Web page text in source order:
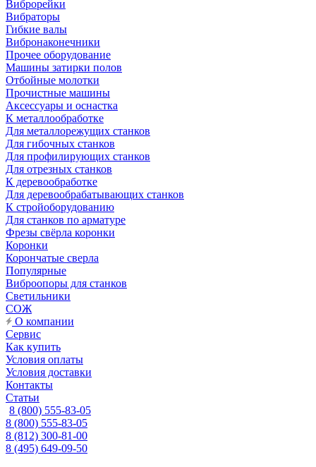
Виброрейки
Вибраторы
Гибкие валы
Вибронаконечники
Прочее оборудование
Машины затирки полов
Отбойные молотки
Прочистные машины
Аксeccyapы и оснастка
К металлообработке
Для металлорежущих станков
Для гибочных станков
Для профилирующих станков
Для отрезных станков
К деревообработке
Для деревообрабатывающих станков
К стройоборудованию
Для станков по арматуре
Фрезы свёрла коронки
Коронки
Корончатые сверла
Популярные
Виброопоры для станков
Светильники
СОЖ
О компании
Сервис
Как купить
Условия оплаты
Условия доставки
Контакты
Статьи
8 (800) 555-83-05
8 (800) 555-83-05
8 (812) 300-81-00
8 (495) 649-09-50